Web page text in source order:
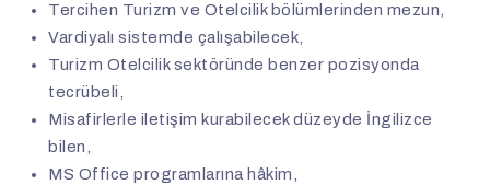
Tercihen Turizm ve Otelcilik bölümlerinden mezun,
Vardiyalı sistemde çalışabilecek,
Turizm Otelcilik sektöründe benzer pozisyonda
tecrübeli,
Misafirlerle iletişim kurabilecek düzeyde İngilizce
bilen,
MS Office programlarına hâkim,